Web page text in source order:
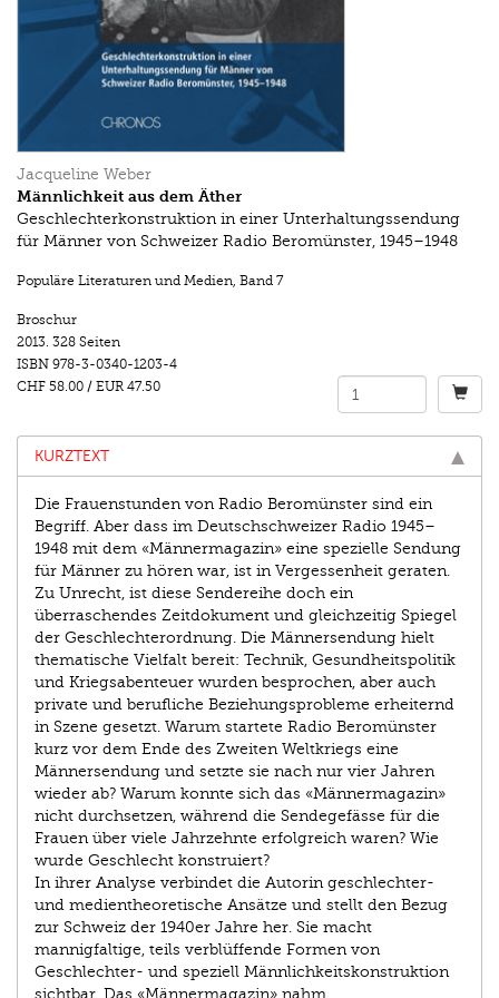
Jacqueline Weber
Männlichkeit aus dem Äther
Geschlechterkonstruktion in einer Unterhaltungssendung
für Männer von Schweizer Radio Beromünster, 1945–1948
Populäre Literaturen und Medien, Band 7
Broschur
2013. 328 Seiten
ISBN 978-3-0340-1203-4
CHF 58.00 / EUR 47.50
KURZTEXT
Die Frauenstunden von Radio Beromünster sind ein
Begriff. Aber dass im Deutschschweizer Radio 1945–
1948 mit dem «Männermagazin» eine spezielle Sendung
für Männer zu hören war, ist in Vergessenheit geraten.
Zu Unrecht, ist diese Sendereihe doch ein
überraschendes Zeitdokument und gleichzeitig Spiegel
der Geschlechterordnung. Die Männersendung hielt
thematische Vielfalt bereit: Technik, Gesundheitspolitik
und Kriegsabenteuer wurden besprochen, aber auch
private und berufliche Beziehungsprobleme erheiternd
in Szene gesetzt. Warum startete Radio Beromünster
kurz vor dem Ende des Zweiten Weltkriegs eine
Männersendung und setzte sie nach nur vier Jahren
wieder ab? Warum konnte sich das «Männermagazin»
nicht durchsetzen, während die Sendegefässe für die
Frauen über viele Jahrzehnte erfolgreich waren? Wie
wurde Geschlecht konstruiert?
In ihrer Analyse verbindet die Autorin geschlechter-
und medientheoretische Ansätze und stellt den Bezug
zur Schweiz der 1940er Jahre her. Sie macht
mannigfaltige, teils verblüffende Formen von
Geschlechter- und speziell Männlichkeitskonstruktion
sichtbar. Das «Männermagazin» nahm